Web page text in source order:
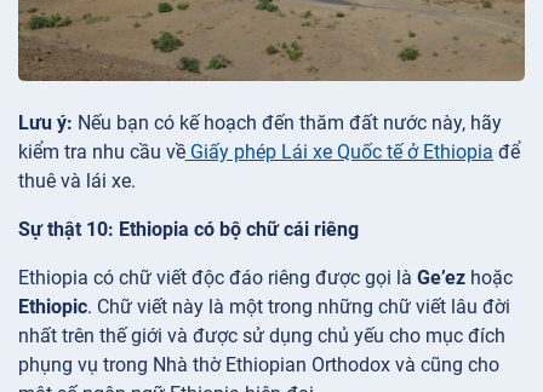
Lưu ý: Nếu bạn có kế hoạch đến thăm đất nước này, hãy
kiểm tra nhu cầu về Giấy phép Lái xe Quốc tế ở Ethiopia để
thuê và lái xe.
Sự thật 10: Ethiopia có bộ chữ cái riêng
Ethiopia có chữ viết độc đáo riêng được gọi là Ge’ez hoặc
Ethiopic. Chữ viết này là một trong những chữ viết lâu đời
nhất trên thế giới và được sử dụng chủ yếu cho mục đích
phụng vụ trong Nhà thờ Ethiopian Orthodox và cũng cho